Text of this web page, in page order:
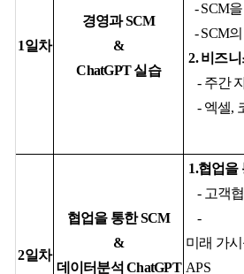
1일차
경영과SCM
&
ChatGPT실습
- SCM을
- SCM의
2.비즈
- 주간
- 엑셀,
2일차
협업을 통한SCM
&
데이터분석 ChatGPT
1.협업을
- 고객
-
미래 가
APS